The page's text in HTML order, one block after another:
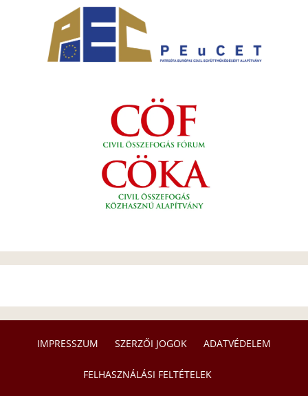
IMPRESSZUM SZERZŐI JOGOK ADATVÉDELEM
FELHASZNÁLÁSI FELTÉTELEK